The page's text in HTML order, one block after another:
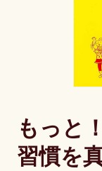
もっと
習慣を